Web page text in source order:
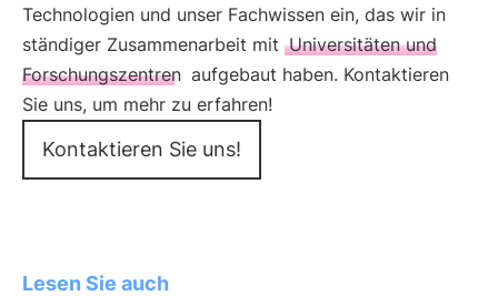
Technologien und unser Fachwissen ein, das wir in
ständiger Zusammenarbeit mit Universitäten und
Forschungszentren aufgebaut haben. Kontaktieren
Sie uns, um mehr zu erfahren!
Kontaktieren Sie uns!
Lesen Sie auch